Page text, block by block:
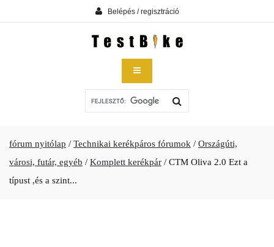
Belépés / regisztráció
fórum nyitólap / Technikai kerékpáros fórumok / Országúti,
városi, futár, egyéb / Komplett kerékpár / CTM Oliva 2.0 Ezt a
típust ,és a szint...